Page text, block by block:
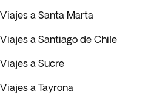
Viajes a Santa Marta
Viajes a Santiago de Chile
Viajes a Sucre
Viajes a Tayrona